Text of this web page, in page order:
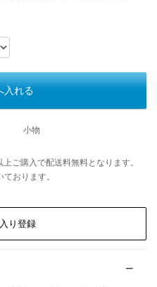
入れる
小物
ご購入で配送料無料となります。
おります。
り登録